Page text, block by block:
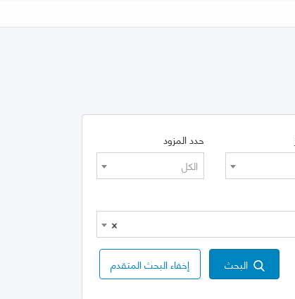
حدد المزود
الكل
×
البحث إخفاء البحث المتقدم